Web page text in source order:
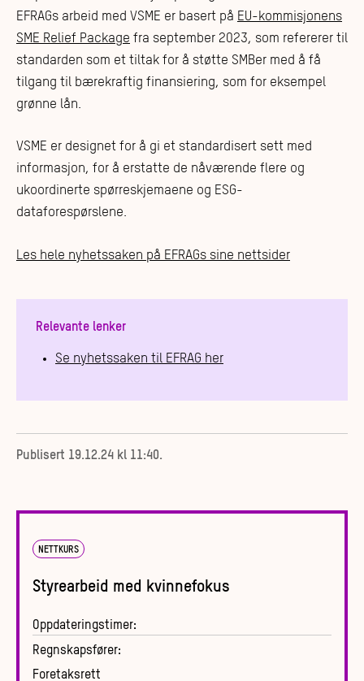
EFRAGs arbeid med VSME er basert på EU-kommisjonens
SME Relief Package fra september 2023, som refererer til
standarden som et tiltak for å støtte SMBer med å få
tilgang til bærekraftig finansiering, som for eksempel
grønne lån.
VSME er designet for å gi et standardisert sett med
informasjon, for å erstatte de nåværende flere og
ukoordinerte spørreskjemaene og ESG-
dataforespørslene.
Les hele nyhetssaken på EFRAGs sine nettsider
Relevante lenker
Se nyhetssaken til EFRAG her
Publisert 19.12.24 kl 11:40.
NETTKURS
Styrearbeid med kvinnefokus
Oppdateringstimer:
Regnskapsfører:
Foretaksrett